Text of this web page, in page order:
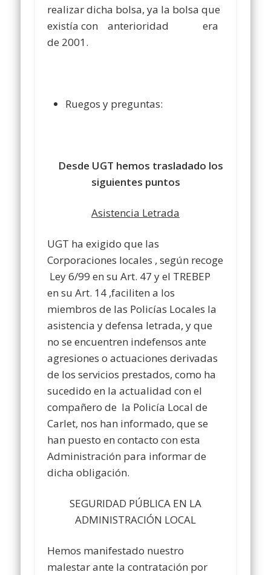
realizar dicha bolsa, ya la bolsa que
existía con
anterioridad era
de 2001.
Ruegos y preguntas:
Desde UGT hemos trasladado los
siguientes puntos
Asistencia Letrada
UGT ha exigido que las
Corporaciones locales , según recoge
Ley 6/99 en su Art. 47 y el TREBEP
en su Art. 14 ,faciliten a los
miembros de las Policías Locales la
asistencia y defensa letrada, y que
no se encuentren indefensos ante
agresiones o actuaciones derivadas
de los servicios prestados, como ha
sucedido en la actualidad con el
compañero de la Policía Local de
Carlet, nos han informado, que se
han puesto en contacto con esta
Administración para informar de
dicha obligación.
SEGURIDAD PÚBLICA EN LA
ADMINISTRACIÓN LOCAL
Hemos manifestado nuestro
malestar ante la contratación por